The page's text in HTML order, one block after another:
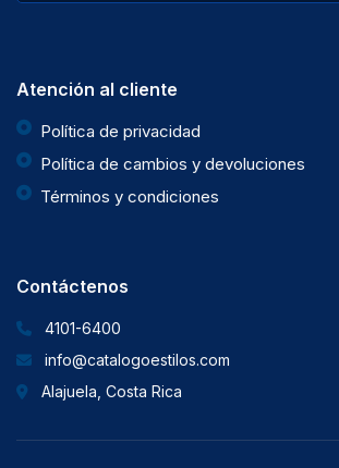
Atención al cliente
Política de privacidad
Política de cambios y devoluciones
Términos y condiciones
Contáctenos
4101-6400
info@catalogoestilos.com
Alajuela, Costa Rica